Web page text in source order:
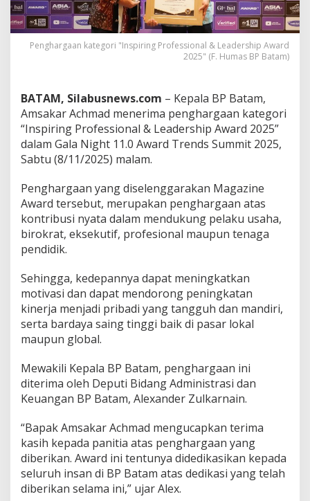
g
h
a
r
n
n
s
p
i
n
g
P
r
s
s
o
n
d
a
n
L
a
d
e
r
s
h
Penghargaan kategori "Inspiring Professional & Leadership Award
2025" (F. Humas BP Batam)
BATAM, Silabusnews.com – Kepala BP Batam,
Amsakar Achmad menerima penghargaan kategori
“Inspiring Professional & Leadership Award 2025”
dalam Gala Night 11.0 Award Trends Summit 2025,
Sabtu (8/11/2025) malam.
Penghargaan yang diselenggarakan Magazine
Award tersebut, merupakan penghargaan atas
kontribusi nyata dalam mendukung pelaku usaha,
birokrat, eksekutif, profesional maupun tenaga
pendidik.
Sehingga, kedepannya dapat meningkatkan
motivasi dan dapat mendorong peningkatan
kinerja menjadi pribadi yang tangguh dan mandiri,
serta bardaya saing tinggi baik di pasar lokal
maupun global.
Mewakili Kepala BP Batam, penghargaan ini
diterima oleh Deputi Bidang Administrasi dan
Keuangan BP Batam, Alexander Zulkarnain.
“Bapak Amsakar Achmad mengucapkan terima
kasih kepada panitia atas penghargaan yang
diberikan. Award ini tentunya didedikasikan kepada
seluruh insan di BP Batam atas dedikasi yang telah
diberikan selama ini,” ujar Alex.